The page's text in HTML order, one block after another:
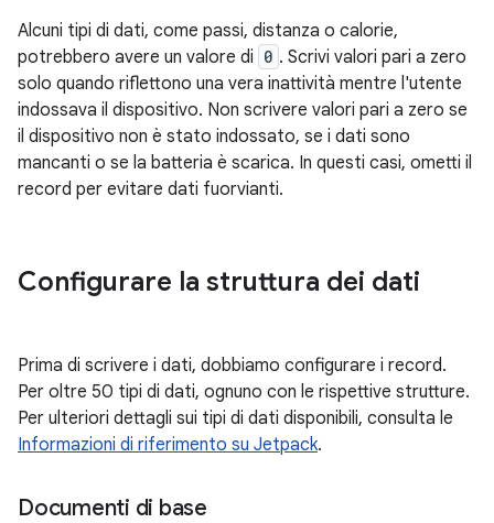
Alcuni tipi di dati, come passi, distanza o calorie,
potrebbero avere un valore di 0 . Scrivi valori pari a zero
solo quando riflettono una vera inattività mentre l'utente
indossava il dispositivo. Non scrivere valori pari a zero se
il dispositivo non è stato indossato, se i dati sono
mancanti o se la batteria è scarica. In questi casi, ometti il
record per evitare dati fuorvianti.
Configurare la struttura dei dati
Prima di scrivere i dati, dobbiamo configurare i record.
Per oltre 50 tipi di dati, ognuno con le rispettive strutture.
Per ulteriori dettagli sui tipi di dati disponibili, consulta le
Informazioni di riferimento su Jetpack.
Documenti di base